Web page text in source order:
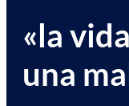
«la
una